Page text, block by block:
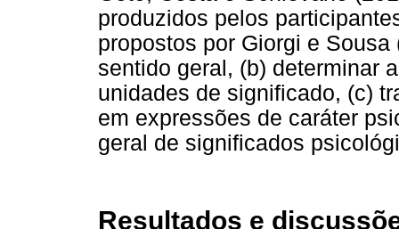
produzidos pelos
propostos por Giorgi e
sentido geral, (b) determinar
unidades de significado, (c)
em expressões de caráter
geral de significados
Resultados e